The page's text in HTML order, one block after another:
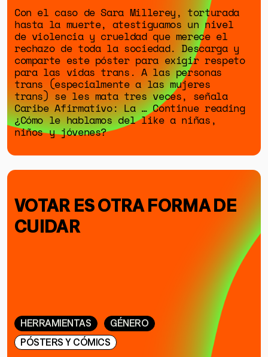
GÉNERO
DERECHOS HUMANOS
SALUD MENTAL
EMERGENCIA CLIMÁTICA
HERRAMIENTAS
SOBRE MUTANTE
Con el caso de Sara Millerey, torturada
hasta la muerte, atestiguamos un nivel
de violencia y crueldad que merece el
rechazo de toda la sociedad. Descarga y
comparte este póster para exigir respeto
para las vidas trans. A las personas
trans (especialmente a las mujeres
trans) se les mata tres veces, señala
Caribe Afirmativo: La … Continue reading
¿Cómo le hablamos del like a niñas,
niños y jóvenes?
VOTAR ES OTRA FORMA DE
CUIDAR
HERRAMIENTAS
GÉNERO
PÓSTERS Y CÓMICS